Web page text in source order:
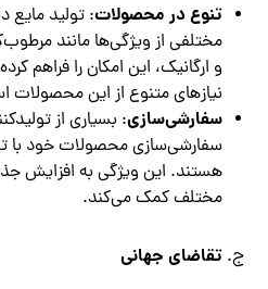
تنوع در محصولات: تولید مایع
مختلفی از ویژگی‌ها مانند
و ارگانیک، این امکان را فراهم
نیازهای متنوع از این محصولات
سفارشی‌سازی: بسیاری از
سفارشی‌سازی محصولات خود با
هستند. این ویژگی به افزایش
مختلف کمک می‌کند.
ج.تقاضای جهانی